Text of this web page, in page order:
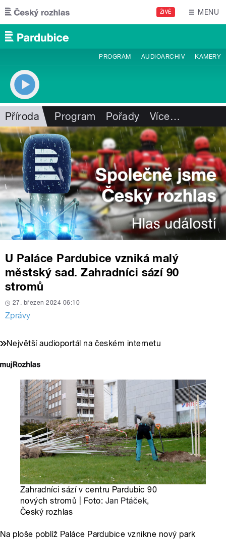
Přejít k hlavnímu obsahu
ŽIVĚ MENU
PROGRAM AUDIOARCHIV KAMERY
Příroda Program Pořady Více…
U Paláce Pardubice vzniká malý
městský sad. Zahradníci sází 90
stromů
27. březen 2024 06:10
Zprávy
Největší audioportál na českém internetu
Zahradníci sází v centru Pardubic 90
nových stromů | Foto: Jan Ptáček,
Český rozhlas
Na ploše poblíž Paláce Pardubice vznikne nový park